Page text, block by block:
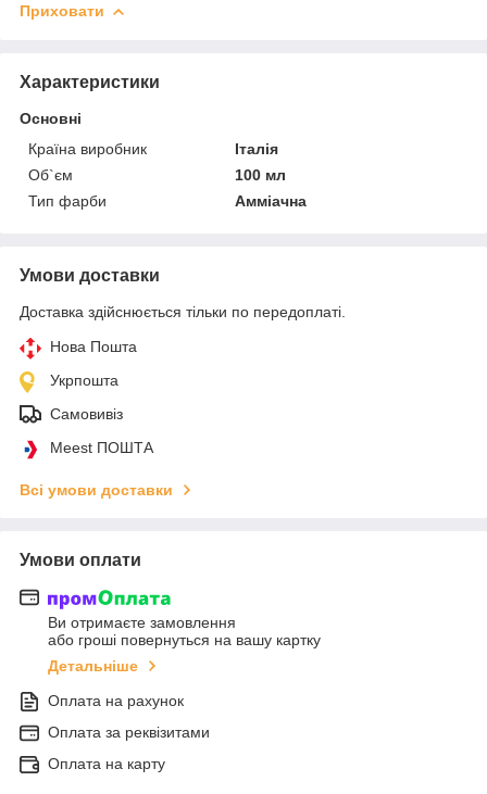
Приховати
Характеристики
Основні
Країна виробник
Італія
Об`єм
100 мл
Тип фарби
Амміачна
Умови доставки
Доставка здійснюється тільки по передоплаті.
Нова Пошта
Укрпошта
Самовивіз
Meest ПОШТА
Всі умови доставки
Умови оплати
Ви отримаєте замовлення
або гроші повернуться на вашу картку
Детальніше
Оплата на рахунок
Оплата за реквізитами
Оплата на карту